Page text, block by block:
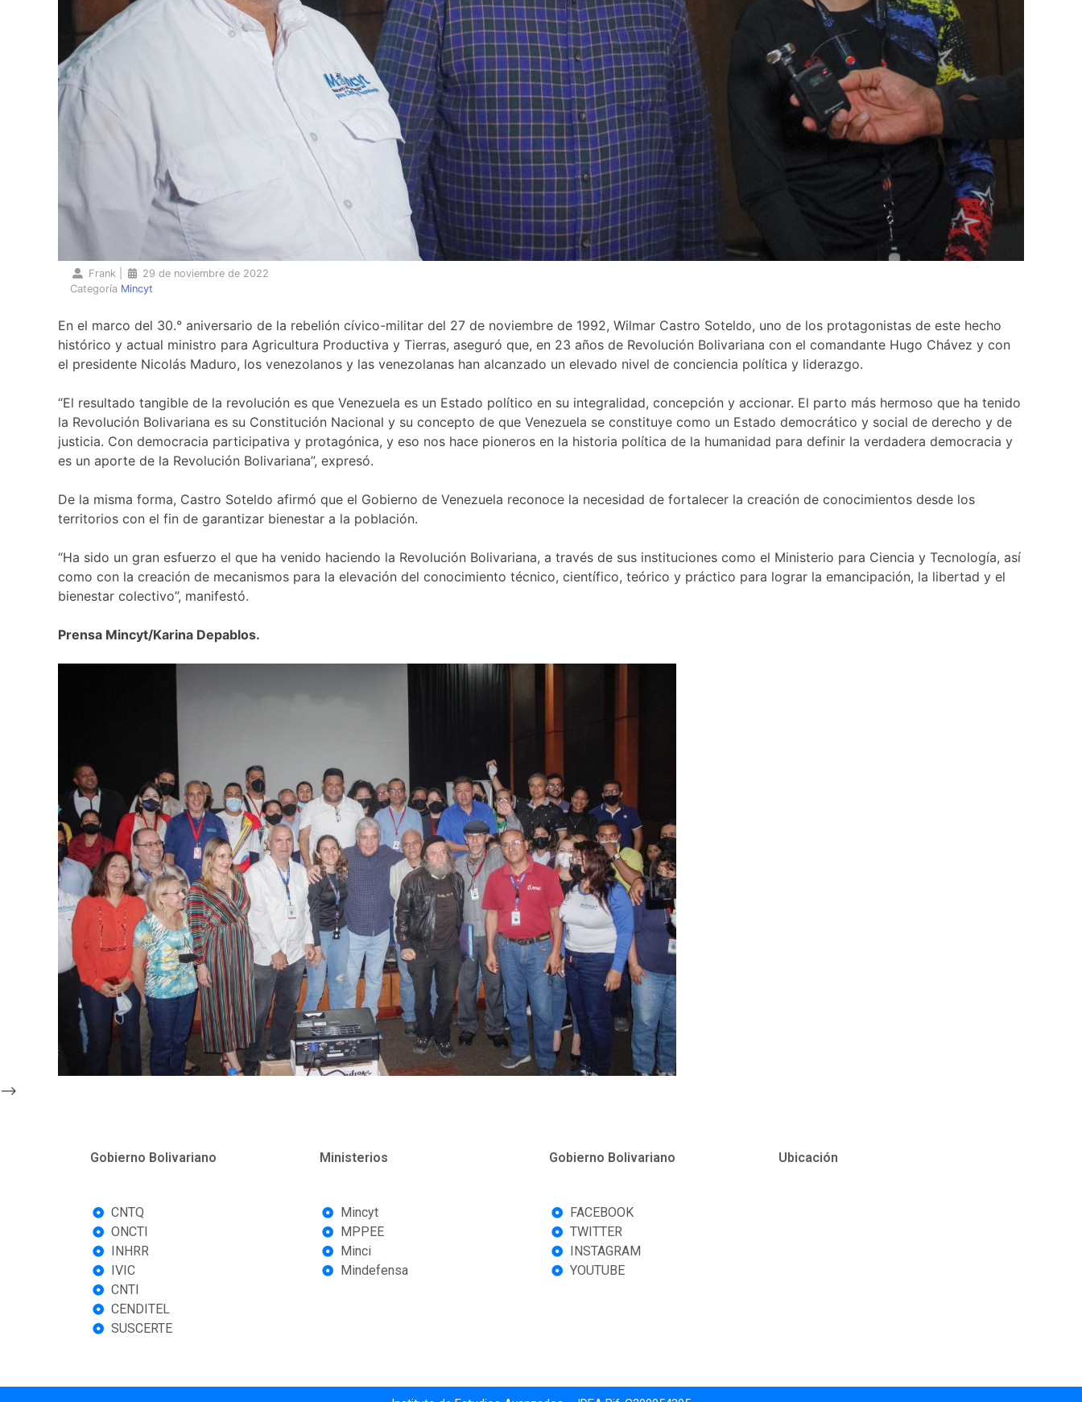
Frank
29 de noviembre de 2022
Categoría Mincyt
En el marco del 30.° aniversario de la rebelión cívico-militar del 27 de noviembre de 1992, Wilmar Castro Soteldo, uno de los protagonistas de este hecho
histórico y actual ministro para Agricultura Productiva y Tierras, aseguró que, en 23 años de Revolución Bolivariana con el comandante Hugo Chávez y con
el presidente Nicolás Maduro, los venezolanos y las venezolanas han alcanzado un elevado nivel de conciencia política y liderazgo.
“El resultado tangible de la revolución es que Venezuela es un Estado político en su integralidad, concepción y accionar. El parto más hermoso que ha tenido
la Revolución Bolivariana es su Constitución Nacional y su concepto de que Venezuela se constituye como un Estado democrático y social de derecho y de
justicia. Con democracia participativa y protagónica, y eso nos hace pioneros en la historia política de la humanidad para definir la verdadera democracia y
es un aporte de la Revolución Bolivariana”, expresó.
De la misma forma, Castro Soteldo afirmó que el Gobierno de Venezuela reconoce la necesidad de fortalecer la creación de conocimientos desde los
territorios con el fin de garantizar bienestar a la población.
“Ha sido un gran esfuerzo el que ha venido haciendo la Revolución Bolivariana, a través de sus instituciones como el Ministerio para Ciencia y Tecnología, así
como con la creación de mecanismos para la elevación del conocimiento técnico, científico, teórico y práctico para lograr la emancipación, la libertad y el
bienestar colectivo”, manifestó.
Prensa Mincyt/Karina Depablos.
-->
Gobierno Bolivariano
CNTQ
ONCTI
INHRR
IVIC
CNTI
CENDITEL
SUSCERTE
Ministerios
Mincyt
MPPEE
Minci
Mindefensa
Gobierno Bolivariano
FACEBOOK
TWITTER
INSTAGRAM
YOUTUBE
Ubicación